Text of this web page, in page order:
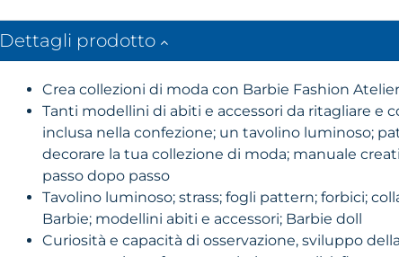
Dettagli prodotto
Crea collezioni di moda con Barbie Fashion Atelier
Tanti modellini di abiti e accessori da ritagliare e
inclusa nella confezione; un tavolino luminoso;
decorare la tua collezione di moda; manuale
passo dopo passo
Tavolino luminoso; strass; fogli pattern; forbici;
Barbie; modellini abiti e accessori; Barbie doll
Curiosità e capacità di osservazione, sviluppo